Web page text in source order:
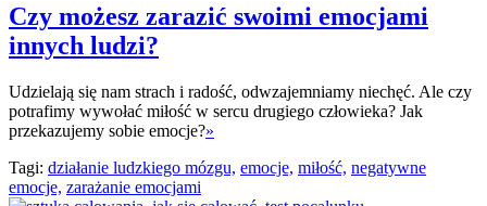
Czy możesz zarazić swoimi emocjami
innych ludzi?
Udzielają się nam strach i radość, odwzajemniamy niechęć. Ale czy
potrafimy wywołać miłość w sercu drugiego człowieka? Jak
przekazujemy sobie emocje?»
Tagi: działanie ludzkiego mózgu, emocje, miłość, negatywne
emocje, zarażanie emocjami